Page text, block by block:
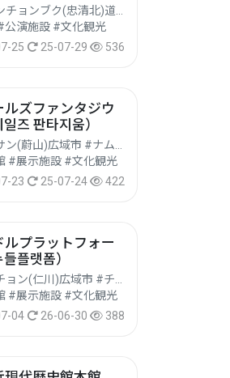
公演施設 #文化観光
25
25-07-29 536
ルズファンタジウ
즈 판타지움）
#展示施設 #文化観光
23
25-07-24 422
ルプラットフォー
플랫폼）
#展示施設 #文化観光
04
26-06-30 388